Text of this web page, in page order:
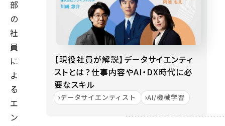
部
の
社
員
に
よ
る
エ
ン
【現役社員が解説】データサイエンティ
ストとは？仕事内容やAI・DX時代に必
要なスキル
データサイエンティスト AI/機械学習